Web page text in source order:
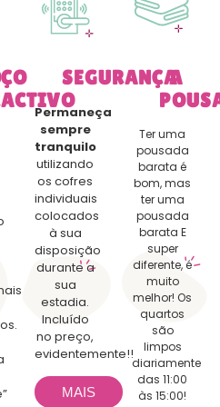
SEGURANÇA
Permaneça
sempre
tranquilo
utilizando
os cofres
individuais
colocados
à sua
disposição
durante a
sua
estadia.
Incluído
no preço,
evidentemente!!
MAIS
A
Ter uma
pousada
barata é
bom, mas
ter uma
pousada
barata E
super
diferente, é
muito
melhor! Os
quartos
são
limpos
diariamente
das 11:00
às 15:00!